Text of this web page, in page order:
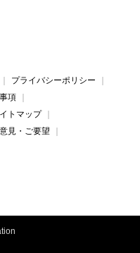
プライバシーポリシー
項
トマップ
見・ご要望